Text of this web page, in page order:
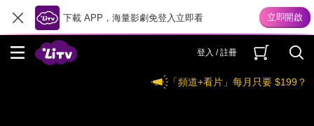
下載 APP，海量影劇免登入立即看
登入 / 註冊
「頻道+看片」每月只要 $199？